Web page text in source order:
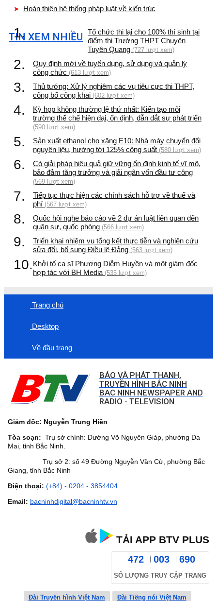
Hoàn thiện hệ thống pháp luật về kiến trúc
TIN XEM NHIỀU
1.
Tổ chức thi lại cho 100% thí sinh tại
điểm thi Trường THPT Chuyên
Tuyên Quang (727 lượt xem)
2.
Quy định mới về tuyển dụng, sử dụng và quản lý
công chức (613 lượt xem)
3.
Thủ tướng: Xử lý nghiêm các vụ tiêu cực thi THPT,
công bố công khai (602 lượt xem)
4.
Kỳ họp không thường lệ thứ nhất: Kiến tạo môi
trường thể chế hiện đại, ổn định, dẫn dắt sự phát triển
(590 lượt xem)
5.
Sản xuất ethanol cho xăng E10: Nhà máy chuyển đổi
nguyên liệu, hướng tới 125% công suất (580 lượt xem)
6.
Có giải pháp hiệu quả giữ vững ổn định kinh tế vĩ mô,
bảo đảm tăng trưởng và giải ngân vốn đầu tư công
(569 lượt xem)
7.
Tiếp tục thực hiện các chính sách hỗ trợ về thuế và
phí (567 lượt xem)
8.
Quốc hội nghe báo cáo về 2 dự án luật liên quan đến
quân sự, quốc phòng (566 lượt xem)
9.
Triển khai nhiệm vụ tổng kết thực tiễn và nghiên cứu
sửa đổi, bổ sung Điều lệ Đảng (563 lượt xem)
10.Khởi tố ca sĩ Phương Diễm Huyền và một giám đốc
hợp tác với BH Media (535 lượt xem)
Trang chủ
Desktop
Về đầu trang
BÁO VÀ PHÁT THANH,
TRUYỀN HÌNH BẮC NINH
BAC NINH NEWSPAPER AND
RADIO - TELEVISION
Giám đốc: Nguyễn Trung Hiền
Tòa soạn: Trụ sở chính: Đường Võ Nguyên Giáp, phường Đa
Mai, tỉnh Bắc Ninh.
Trụ sở 2: số 49 Đường Nguyễn Văn Cừ, phường Bắc
Giang, tỉnh Bắc Ninh
Điện thoại: (+84) - 0204 - 3854404
Email: bacninhdigital@bacninhtv.vn
TẢI APP BTV PLUS
472 003 690
SỐ LƯỢNG TRUY CẬP TRANG
Đài Truyền hình Việt Nam Đài Tiếng nói Việt Nam